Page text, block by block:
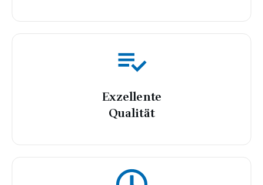
Exzellente
Qualität